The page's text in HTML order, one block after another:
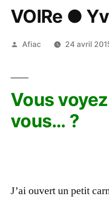
VOIRe ●
Publié
Afiac 24 avril
Vous
vous… ?
J’ai ouvert un petit